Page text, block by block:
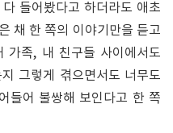
들어봤다고 하더라도 애초
채 한 쪽의 이야기만을 듣고
가족, 내 친구들 사이에서도
그렇게 겪으면서도 너무도
들어 불쌍해 보인다고 한 쪽